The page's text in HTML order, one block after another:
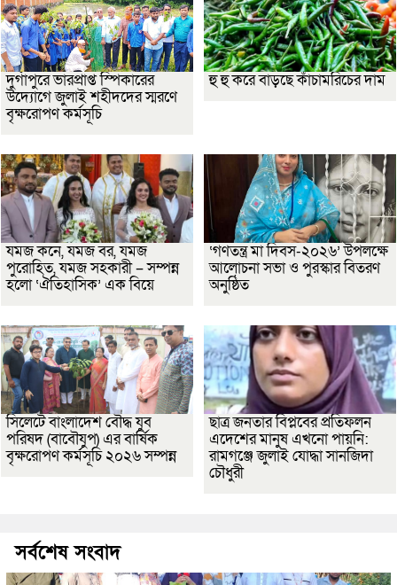
দুর্গাপুরে ভারপ্রাপ্ত স্পিকারের
উদ্যোগে জুলাই শহীদদের স্মরণে
বৃক্ষরোপণ কর্মসূচি
হু হু করে বাড়ছে কাঁচামরিচের দাম
যমজ কনে, যমজ বর, যমজ
পুরোহিত, যমজ সহকারী – সম্পন্ন
হলো ‘ঐতিহাসিক’ এক বিয়ে
‘গণতন্ত্র মা দিবস-২০২৬’ উপলক্ষে
আলোচনা সভা ও পুরস্কার বিতরণ
অনুষ্ঠিত
সিলেটে বাংলাদেশ বৌদ্ধ যুব
পরিষদ (বাবৌযুপ) এর বার্ষিক
বৃক্ষরোপণ কর্মসূচি ২০২৬ সম্পন্ন
ছাত্র জনতার বিপ্লবের প্রতিফলন
এদেশের মানুষ এখনো পায়নি:
রামগঞ্জে জুলাই যোদ্ধা সানজিদা
চৌধুরী
সর্বশেষ সংবাদ